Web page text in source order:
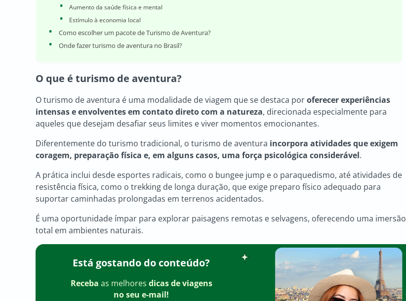
Aumento da saúde física e mental
Estímulo à economia local
Como escolher um pacote de Turismo de Aventura?
Onde fazer turismo de aventura no Brasil?
O que é turismo de aventura?
O turismo de aventura é uma modalidade de viagem que se destaca poroferecer experiências
intensas e envolventes em contato direto com a natureza, direcionada especialmente para
aqueles que desejam desafiar seus limites e viver momentos emocionantes.
Diferentemente do turismo tradicional, o turismo de aventura incorpora atividades que exigem
coragem, preparação física e, em alguns casos, uma força psicológica considerável.
A prática inclui desde esportes radicais, como o bungee jump e o paraquedismo, até atividades de
resistência física, como o trekking de longa duração, que exige preparo físico adequado para
suportar caminhadas prolongadas em terrenos acidentados.
É uma oportunidade ímpar para explorar paisagens remotas e selvagens, oferecendo uma imersão
total em ambientes naturais.
Está gostando do conteúdo?
Receba as melhores dicas de viagens
no seu e-mail!